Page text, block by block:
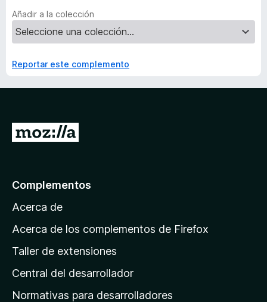
Añadir a la colección
Reportar este complemento
p
á
n
a
Complementos
Acerca de
Acerca de los complementos de Firefox
Taller de extensiones
Central del desarrollador
Normativas para desarrolladores